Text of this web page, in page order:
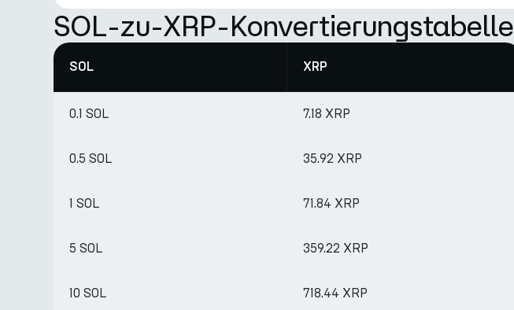
SOL-zu-XRP-Konvertierungstabelle
SOL XRP
0.1 SOL 7.18 XRP
0.5 SOL 35.92 XRP
1 SOL 71.84 XRP
5 SOL 359.22 XRP
10 SOL 718.44 XRP